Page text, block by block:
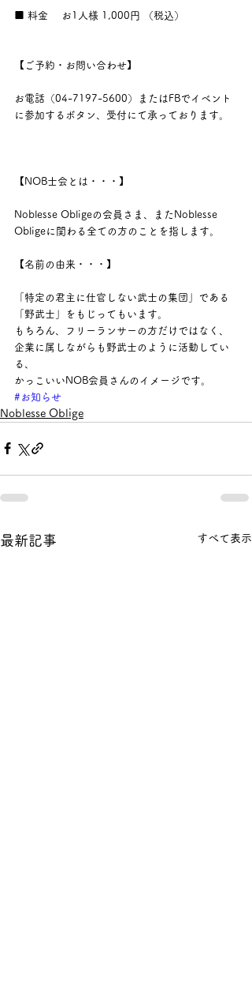
■ 料金　 お1人様 1,000円 （税込）
【ご予約・お問い合わせ】
お電話（04-7197-5600）またはFBでイベント
に参加するボタン、受付にて承っております。
【NOB士会とは・・・】
Noblesse Obligeの会員さま、またNoblesse
Obligeに関わる全ての方のことを指します。
【名前の由来・・・】
「特定の君主に仕官しない武士の集団」である
「野武士」をもじってもいます。
もちろん、フリーランサーの方だけではなく、
企業に属しながらも野武士のように活動してい
る、
かっこいいNOB会員さんのイメージです。
#お知らせ
Noblesse Oblige
最新記事 すべて表示